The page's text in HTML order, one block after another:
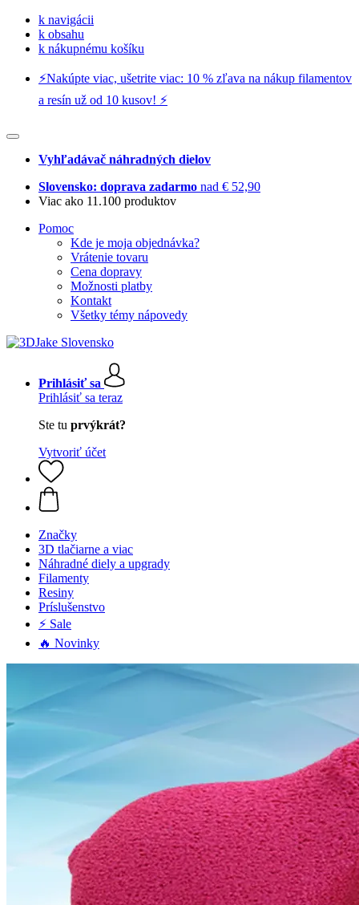
k navigácii
k obsahu
k nákupnému košíku
⚡️Nakúpte viac, ušetrite viac: 10 % zľava na nákup filamentov
a resín už od 10 kusov! ⚡️
Vyhľadávač náhradných dielov
Slovensko: doprava zadarmo nad € 52,90
Viac ako 11.100 produktov
Pomoc
Kde je moja objednávka?
Vrátenie tovaru
Cena dopravy
Možnosti platby
Kontakt
Všetky témy nápovedy
Prihlásiť sa
Prihlásiť sa teraz
Ste tu prvýkrát?
Vytvoriť účet
Značky
3D tlačiarne a viac
Náhradné diely a upgrady
Filamenty
Resiny
Príslušenstvo
⚡ Sale
🔥 Novinky